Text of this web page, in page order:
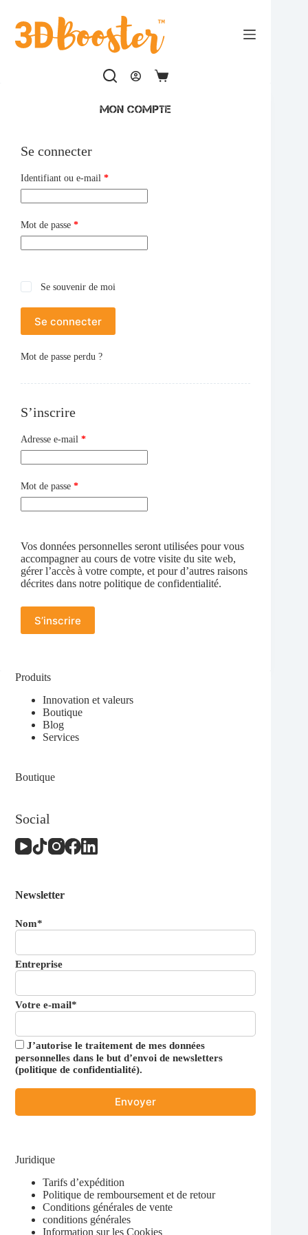
contenu
Panier
mon compte
Se connecter
Identifiant ou e-mail *Obligatoire
Mot de passe *Obligatoire
Se souvenir de moi
Se connecter
Mot de passe perdu ?
S’inscrire
Adresse e-mail *Obligatoire
Mot de passe *Obligatoire
Vos données personnelles seront utilisées pour vous
accompagner au cours de votre visite du site web,
gérer l’accès à votre compte, et pour d’autres raisons
décrites dans notre politique de confidentialité.
S’inscrire
Produits
Innovation et valeurs
Boutique
Blog
Services
Boutique
Social
Newsletter
Nom*
Entreprise
Votre e-mail*
J’autorise le traitement de mes données
personnelles dans le but d’envoi de newsletters
(politique de confidentialité).
Juridique
Tarifs d’expédition
Politique de remboursement et de retour
Conditions générales de vente
conditions générales
Information sur les Cookies